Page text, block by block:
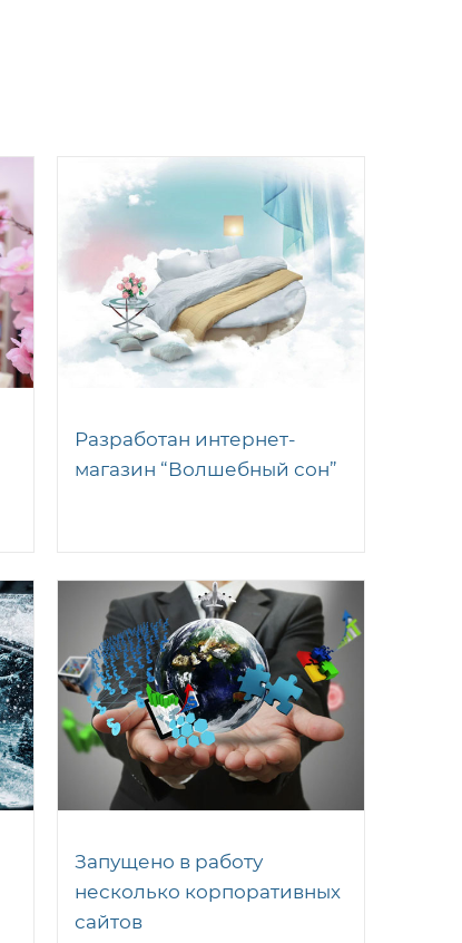
Разработан интернет-
магазин “Волшебный сон”
Запущено в работу
несколько корпоративных
сайтов